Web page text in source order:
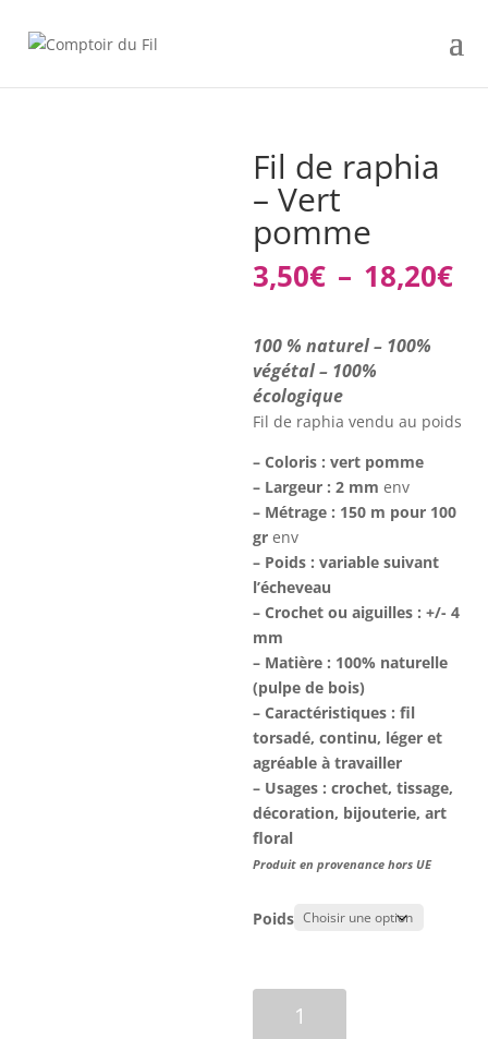
Fil de raphia
– Vert
pomme
3,50€ – 18,20€
100 % naturel – 100%
végétal – 100%
écologique
Fil de raphia vendu au poids
– Coloris : vert pomme
– Largeur : 2 mmenv
– Métrage : 150 m pour 100
grenv
– Poids : variable suivant
l’écheveau
– Crochet ou aiguilles : +/- 4
mm
– Matière : 100% naturelle
(pulpe de bois)
– Caractéristiques : fil
torsadé, continu, léger et
agréable à travailler
– Usages : crochet, tissage,
décoration, bijouterie, art
floral
Produit en provenance hors UE
Poids